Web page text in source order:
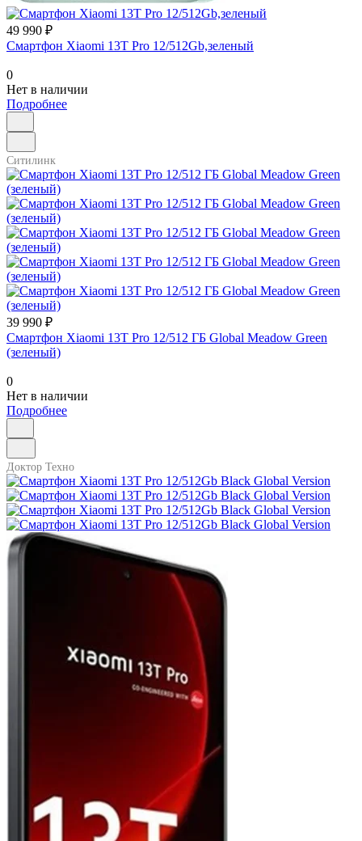
49 990 ₽
Смартфон Xiaomi 13T Pro 12/512Gb,зеленый
0
Нет в наличии
Подробнее
Ситилинк
39 990 ₽
Смартфон Xiaomi 13T Pro 12/512 ГБ Global Meadow Green
(зеленый)
0
Нет в наличии
Подробнее
Доктор Техно